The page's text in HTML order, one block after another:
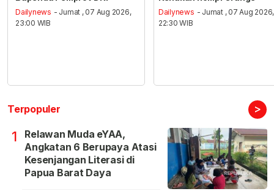
Dailynews - Jumat , 07 Aug 2026,
23:00 WIB
Dailynews - Jumat , 07 Aug 2026,
22:30 WIB
Terpopuler >
1
Relawan Muda eYAA,
Angkatan 6 Berupaya Atasi
Kesenjangan Literasi di
Papua Barat Daya